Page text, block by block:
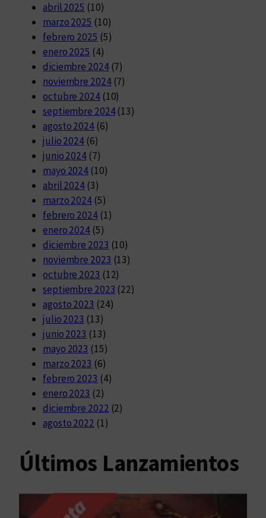
abril 2025 (10)
marzo 2025 (10)
febrero 2025 (5)
enero 2025 (4)
diciembre 2024(7)
noviembre 2024(7)
octubre 2024(10)
septiembre 2024(13)
agosto 2024(6)
julio 2024 (6)
junio 2024 (7)
mayo 2024 (10)
abril 2024 (3)
marzo 2024 (5)
febrero 2024(1)
enero 2024 (5)
diciembre 2023 (10)
noviembre 2023 (13)
octubre 2023 (12)
septiembre 2023 (22)
agosto 2023 (24)
julio 2023 (13)
junio 2023 (13)
mayo 2023 (15)
marzo 2023 (6)
febrero 2023 (4)
enero 2023 (2)
diciembre 2022 (2)
agosto 2022 (1)
Últimos Lanzamientos